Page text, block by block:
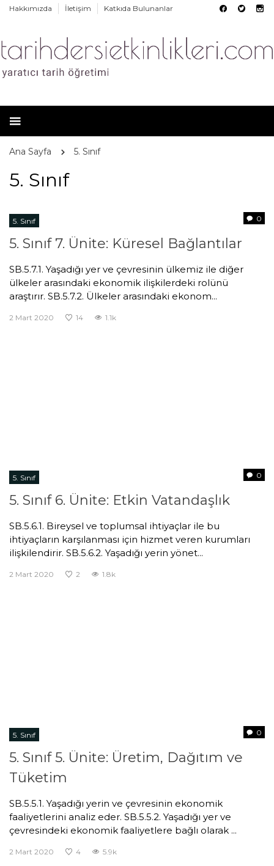
Hakkımızda İletişim Katkıda Bulunanlar
Ana Sayfa 5. Sınıf
5. Sınıf
0
5. Sınıf
5. Sınıf 7. Ünite: Küresel Bağlantılar
SB.5.7.1. Yaşadığı yer ve çevresinin ülkemiz ile diğer
ülkeler arasındaki ekonomik ilişkilerdeki rolünü
araştırır. SB.5.7.2. Ülkeler arasındaki ekonom...
2 Mart 2020 14 1.1k
0
5. Sınıf
5. Sınıf 6. Ünite: Etkin Vatandaşlık
SB.5.6.1. Bireysel ve toplumsal ihtiyaçlar ile bu
ihtiyaçların karşılanması için hizmet veren kurumları
ilişkilendirir. SB.5.6.2. Yaşadığı yerin yönet...
2 Mart 2020 2 1.8k
0
5. Sınıf
5. Sınıf 5. Ünite: Üretim, Dağıtım ve
Tüketim
SB.5.5.1. Yaşadığı yerin ve çevresinin ekonomik
faaliyetlerini analiz eder. SB.5.5.2. Yaşadığı yer ve
çevresindeki ekonomik faaliyetlere bağlı olarak ...
2 Mart 2020 4 5.9k